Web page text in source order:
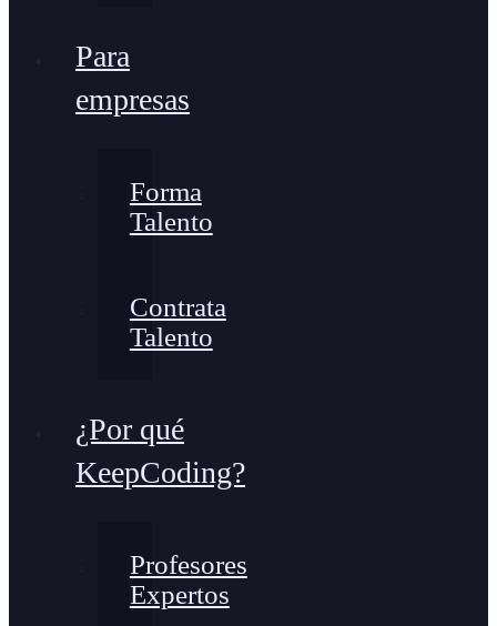
Para
empresas
Forma
Talento
Contrata
Talento
¿Por qué
KeepCoding?
Profesores
Expertos